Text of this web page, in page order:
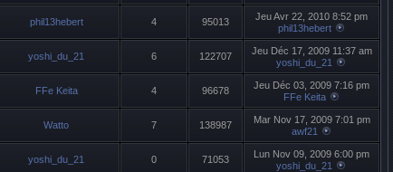
phil13hebert 4 95013
Jeu Avr 22, 2010 8:52 pm
phil13hebert
yoshi_du_21 6 122707
Jeu Déc 17, 2009 11:37 am
yoshi_du_21
FFe Keita 4 96678
Jeu Déc 03, 2009 7:16 pm
FFe Keita
Watto 7 138987
Mar Nov 17, 2009 7:01 pm
awf21
yoshi_du_21 0 71053
Lun Nov 09, 2009 6:00 pm
yoshi_du_21